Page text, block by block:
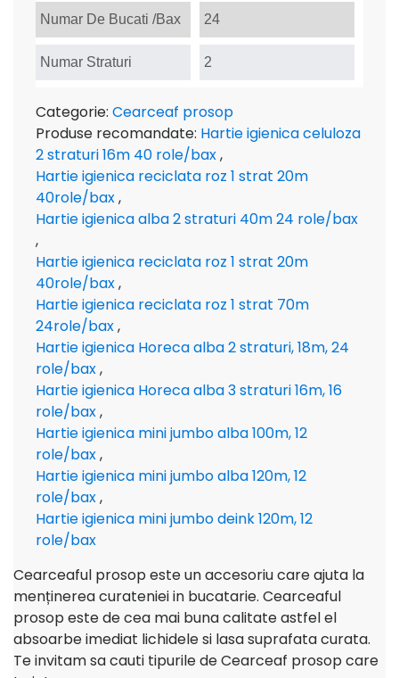
Numar De Bucati /Bax 24
Numar Straturi 2
Categorie: Cearceaf prosop
Produse recomandate: Hartie igienica celuloza
2 straturi 16m 40 role/bax,
Hartie igienica reciclata roz 1 strat 20m
40role/bax,
Hartie igienica alba 2 straturi 40m 24 role/bax
,
Hartie igienica reciclata roz 1 strat 20m
40role/bax,
Hartie igienica reciclata roz 1 strat 70m
24role/bax,
Hartie igienica Horeca alba 2 straturi, 18m, 24
role/bax,
Hartie igienica Horeca alba 3 straturi 16m, 16
role/bax,
Hartie igienica mini jumbo alba 100m, 12
role/bax,
Hartie igienica mini jumbo alba 120m, 12
role/bax,
Hartie igienica mini jumbo deink 120m, 12
role/bax
Cearceaful prosop este un accesoriu care ajuta la
menținerea curateniei in bucatarie. Cearceaful
prosop este de cea mai buna calitate astfel el
absoarbe imediat lichidele si lasa suprafata curata.
Te invitam sa cauti tipurile de Cearceaf prosop care